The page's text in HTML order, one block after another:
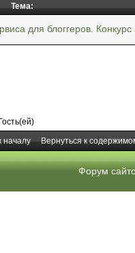
Тема:
для блоггеров.
началу Вернуться к
Форум